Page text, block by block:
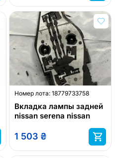
Номер лота: 18779733758
Вкладка лампы задней
nissan serena nissan
1 503 ₴